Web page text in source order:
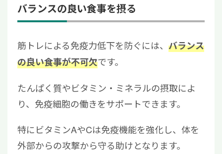
バランスの良い食事を摂る
筋トレによる免疫力低下を防ぐには、 バランス
の良い食事が不可欠です。
たんぱく質やビタミン・ミネラルの摂取によ
り、免疫細胞の働きをサポートできます。
特にビタミンAやCは免疫機能を強化し、体を
外部からの攻撃から守る助けとなります。